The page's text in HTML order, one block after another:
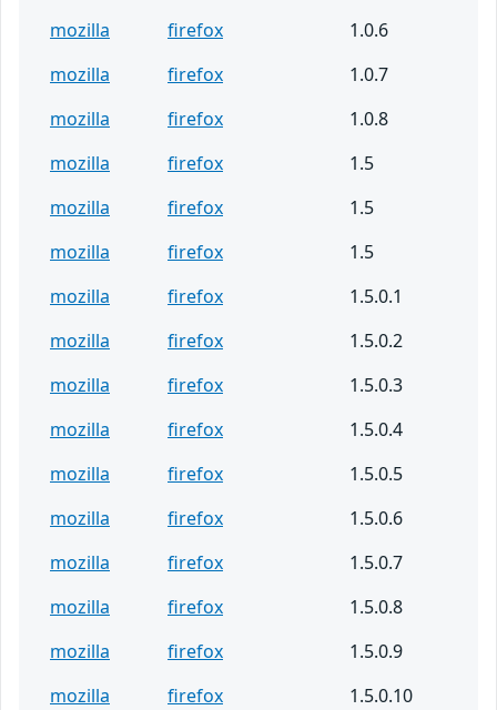
mozilla
firefox
1.0.6
mozilla
firefox
1.0.7
mozilla
firefox
1.0.8
mozilla
firefox
1.5
mozilla
firefox
1.5
mozilla
firefox
1.5
mozilla
firefox
1.5.0.1
mozilla
firefox
1.5.0.2
mozilla
firefox
1.5.0.3
mozilla
firefox
1.5.0.4
mozilla
firefox
1.5.0.5
mozilla
firefox
1.5.0.6
mozilla
firefox
1.5.0.7
mozilla
firefox
1.5.0.8
mozilla
firefox
1.5.0.9
mozilla
firefox
1.5.0.10